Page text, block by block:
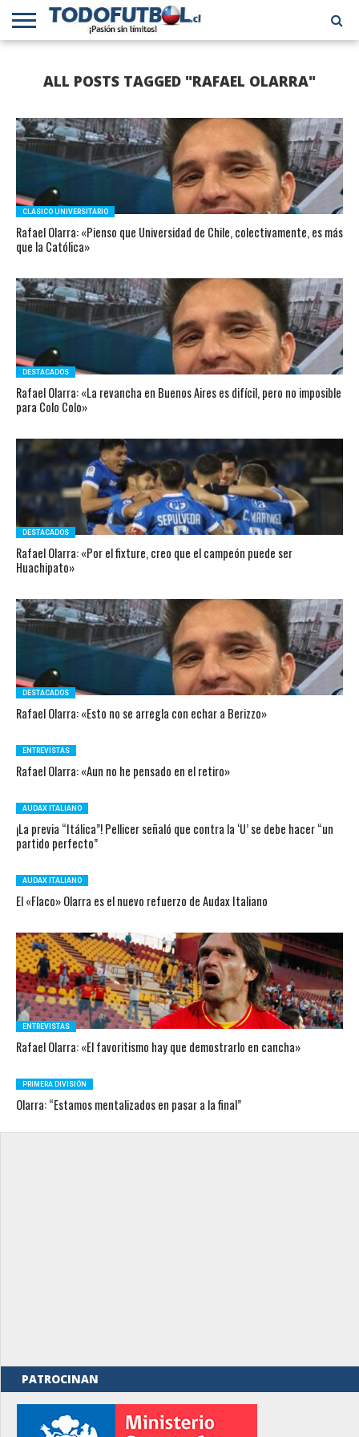
CHILENA
EN EL
MUNDO
INTERNACIONAL
ALL POSTS TAGGED "RAFAEL OLARRA"
CLASICO UNIVERSITARIO
Rafael Olarra: «Pienso que Universidad de Chile, colectivamente, es más
que la Católica»
DESTACADOS
Rafael Olarra: «La revancha en Buenos Aires es difícil, pero no imposible
para Colo Colo»
DESTACADOS
Rafael Olarra: «Por el fixture, creo que el campeón puede ser
Huachipato»
DESTACADOS
Rafael Olarra: «Esto no se arregla con echar a Berizzo»
ENTREVISTAS
Rafael Olarra: «Aun no he pensado en el retiro»
AUDAX ITALIANO
¡La previa “Itálica”! Pellicer señaló que contra la ‘U’ se debe hacer “un
partido perfecto”
AUDAX ITALIANO
El «Flaco» Olarra es el nuevo refuerzo de Audax Italiano
ENTREVISTAS
Rafael Olarra: «El favoritismo hay que demostrarlo en cancha»
PRIMERA DIVISIÓN
Olarra: “Estamos mentalizados en pasar a la final”
PATROCINAN